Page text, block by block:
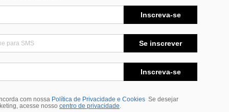
Inscreva-se
Se inscrever
Inscreva-se
com nossa Política de Privacidade e Cookies Se desejar
acesse nosso centro de privacidade.